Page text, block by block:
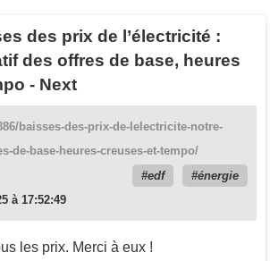
des prix de l’électricité :
des offres de base, heures
- Next
baisses-des-prix-de-lelectricite-notre-
de-base-heures-creuses-et-tempo/
edf
énergie
à 17:52:49
les prix. Merci à eux !